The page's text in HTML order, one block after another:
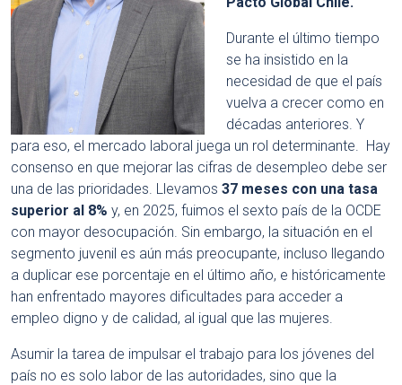
Durante el último tiempo
se ha insistido en la
necesidad de que el país
vuelva a crecer como en
décadas anteriores. Y
para eso, el mercado laboral juega un rol determinante. Hay
consenso en que mejorar las cifras de desempleo debe ser
una de las prioridades. Llevamos 37 meses con una tasa
superior al 8% y, en 2025, fuimos el sexto país de la OCDE
con mayor desocupación. Sin embargo, la situación en el
segmento juvenil es aún más preocupante, incluso llegando
a duplicar ese porcentaje en el último año, e históricamente
han enfrentado mayores dificultades para acceder a
empleo digno y de calidad, al igual que las mujeres.
Asumir la tarea de impulsar el trabajo para los jóvenes del
país no es solo labor de las autoridades, sino que la